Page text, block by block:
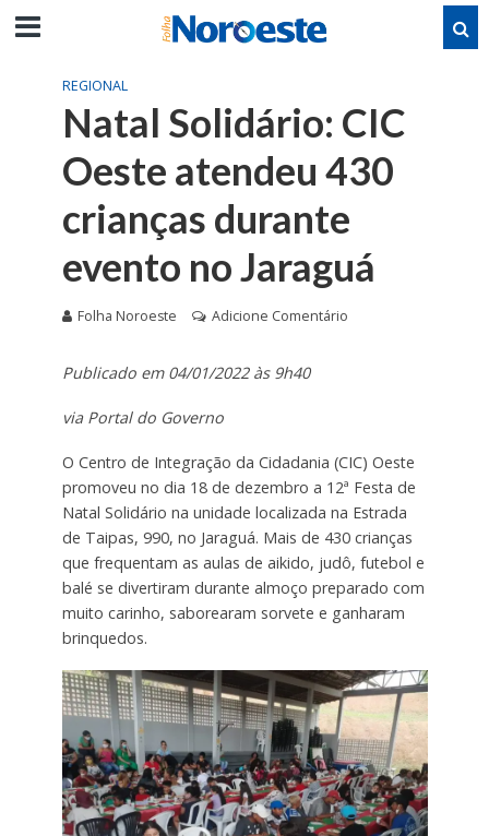
REGIONAL
Natal Solidário: CIC
Oeste atendeu 430
crianças durante
evento no Jaraguá
Folha Noroeste Adicione Comentário
Publicado em 04/01/2022 às 9h40
via Portal do Governo
O Centro de Integração da Cidadania (CIC) Oeste
promoveu no dia 18 de dezembro a 12ª Festa de
Natal Solidário na unidade localizada na Estrada
de Taipas, 990, no Jaraguá. Mais de 430 crianças
que frequentam as aulas de aikido, judô, futebol e
balé se divertiram durante almoço preparado com
muito carinho, saborearam sorvete e ganharam
brinquedos.